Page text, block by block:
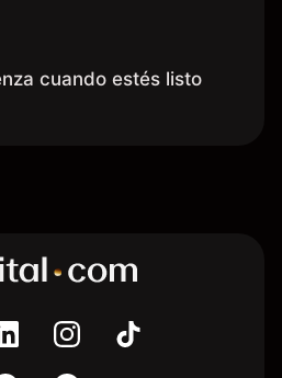
cuando estés listo